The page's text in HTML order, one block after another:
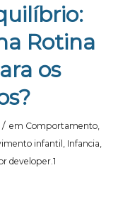
Rotina
os
/ em Comportamento
infantil Infancia
developer.1